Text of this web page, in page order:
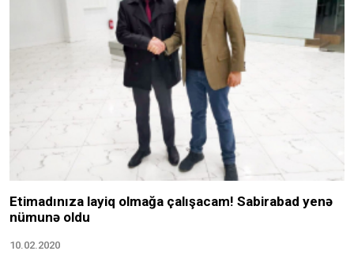
Etimadınıza layiq olmağa çalışacam! Sabirabad yenə
nümunə oldu
10.02.2020